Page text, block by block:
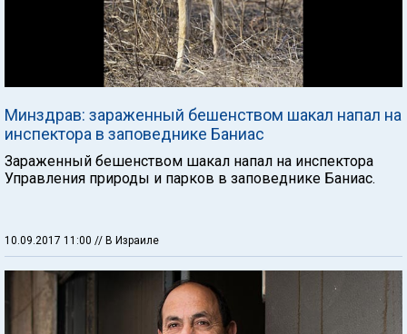
Минздрав: зараженный бешенством шакал напал на
инспектора в заповеднике Баниас
Зараженный бешенством шакал напал на инспектора
Управления природы и парков в заповеднике Баниас.
10.09.2017 11:00 // В Израиле